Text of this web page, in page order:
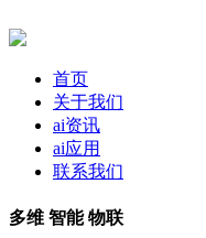
首页
关于我们
ai资讯
ai应用
联系我们
多维 智能 物联